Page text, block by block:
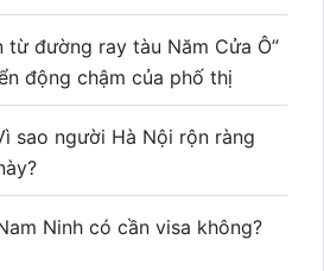
từ đường ray tàu Năm Cửa Ô”
động chậm của phố thị
sao người Hà Nội rộn ràng
Ninh có cần visa không?